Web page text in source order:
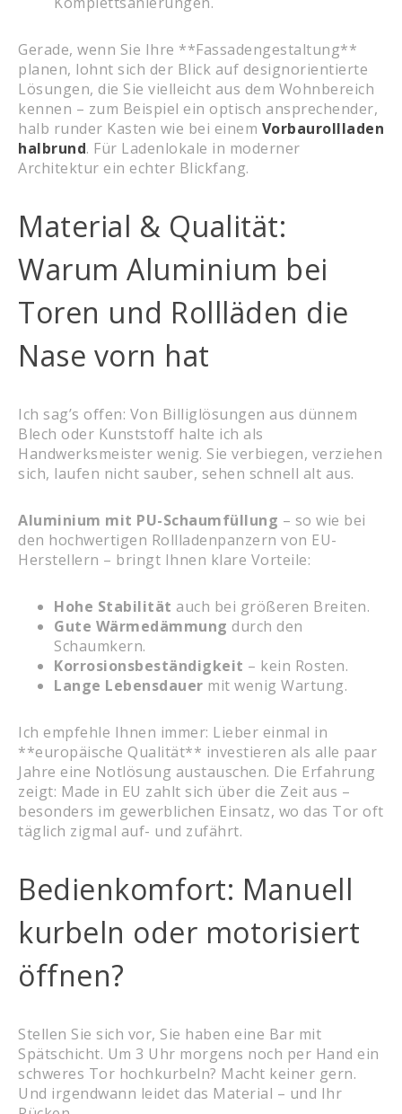
Gerade, wenn Sie Ihre **Fassadengestaltung**
planen, lohnt sich der Blick auf designorientierte
Lösungen, die Sie vielleicht aus dem Wohnbereich
kennen – zum Beispiel ein optisch ansprechender,
halb runder Kasten wie bei einem Vorbaurollladen
halbrund. Für Ladenlokale in moderner
Architektur ein echter Blickfang.
Material & Qualität:
Warum Aluminium bei
Toren und Rollläden die
Nase vorn hat
Ich sag’s offen: Von Billiglösungen aus dünnem
Blech oder Kunststoff halte ich als
Handwerksmeister wenig. Sie verbiegen, verziehen
sich, laufen nicht sauber, sehen schnell alt aus.
Aluminium mit PU-Schaumfüllung – so wie bei
den hochwertigen Rollladenpanzern von EU-
Herstellern – bringt Ihnen klare Vorteile:
Hohe Stabilität auch bei größeren Breiten.
Gute Wärmedämmung durch den
Schaumkern.
Korrosionsbeständigkeit – kein Rosten.
Lange Lebensdauer mit wenig Wartung.
Ich empfehle Ihnen immer: Lieber einmal in
**europäische Qualität** investieren als alle paar
Jahre eine Notlösung austauschen. Die Erfahrung
zeigt: Made in EU zahlt sich über die Zeit aus –
besonders im gewerblichen Einsatz, wo das Tor oft
täglich zigmal auf- und zufährt.
Bedienkomfort: Manuell
kurbeln oder motorisiert
öffnen?
Stellen Sie sich vor, Sie haben eine Bar mit
Spätschicht. Um 3 Uhr morgens noch per Hand ein
schweres Tor hochkurbeln? Macht keiner gern.
Und irgendwann leidet das Material – und Ihr